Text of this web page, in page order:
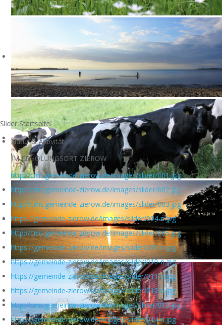
Slider Startseite
Natur & Aktivität
IM ERHOLUNGSORT ZIEROW
http://cms.gemeinde-zierow.de/images/slider/001.jpg
http://cms.gemeinde-zierow.de/images/slider/002.jpg
http://cms.gemeinde-zierow.de/images/slider/003.jpg
https://gemeinde-zierow.de/images/slider/004-n.jpg
http://cms.gemeinde-zierow.de/images/slider/005.jpg
https://gemeinde-zierow.de/images/slider/009-n.jpg
https://gemeinde-zierow.de/images/slider/010-n.jpg
https://gemeinde-zierow.de/images/slider/011-n.jpg
https://gemeinde-zierow.de/images/slider/012-n.jpg
http://cms.gemeinde-zierow.de/images/slider/013.jpg
https://gemeinde-zierow.de/images/slider/014-n.jpg